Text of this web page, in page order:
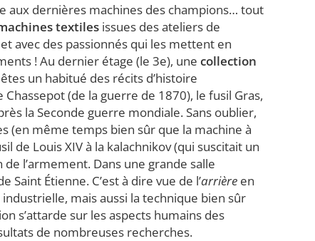
aux dernières machines des champions… tout
textiles issues des ateliers de
avec des passionnés qui les mettent en
! Au dernier étage (le 3e), une collection
un habitué des récits d’histoire
(de la guerre de 1870), le fusil Gras,
la Seconde guerre mondiale. Sans oublier,
(en même temps bien sûr que la machine à
de Louis XIV à la kalachnikov (qui suscitait un
l’armement. Dans une grande salle
Étienne. C’est à dire vue de l’arrière en
mais aussi la technique bien sûr
s’attarde sur les aspects humains des
de nombreuses recherches.